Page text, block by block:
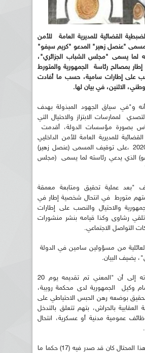
القضائية للمديرية العامة للأمن
"عنصل زهير" المدعو "كريم سيفو"
لما يسمى "مجلس الشباب الجزائري"،
بمصالح رئاسة الجمهورية والمتورط
على إطارات سامية، حسب ما أفادت
الاثنين، في بيان لها.
و"في سياق الجهود المبذولة بهدف
لممارسات الابتزاز والاحتيال التي
بصورة مؤسسات الدولة، أقدمت
للمديرية العامة للأمن الداخليي
يوم 16 سبتمبر 2020 ،على توقيف المسمى (عنصل زهير)
الذي يدعي رئاسته لما يسمى (مجلس
"بعد عملية تحقيق ومتابعة معمقة
متورط في انتحال شخصية إطار في
والاحتيال والنصب على إطارات
وتلقي رشاوى وكذا قيامه بنشر منشورات
التواصل الاجتماعي.
من مسؤولين سامين في الدولة
يضيف البيان.
واشار المصدر ذاته إلى أن "المعني تم تقديمه يوم 20
2020، أمام وكيل الجمهورية لدى محكمة رويبة،
بوضعه رهن الحبس الاحتياطي على
بالحراش، بتهم تتعلق بالتدخل
عمومية مدنية أو عسكرية، انتحال
و"جدير بالذكر أن هذا المحتال كان قد صدر فيه (17) حكما ما